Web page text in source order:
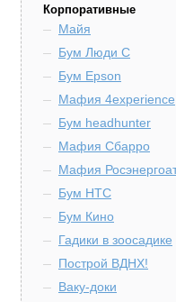
Корпоративные
Майя
Бум Люди С
Бум Epson
Мафия 4experience
Бум headhunter
Мафия Сбарро
Мафия
Бум HTC
Бум Кино
Гадики в зоосадике
Построй ВДНХ!
Ваку-доки